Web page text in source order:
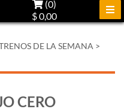
(0)
$ 0,00
DE LA SEMANA >
CERO